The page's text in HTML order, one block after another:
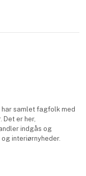
har samlet fagfolk med
er her,
indgås og
interiørnyheder.